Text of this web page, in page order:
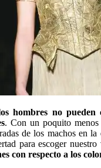
hombres no pueden
. Con un poquito
de los machos en la
para escoger nuestro
con respecto a los